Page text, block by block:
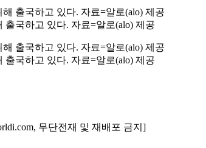
국하고 있다. 자료=알로(alo) 제공
국하고 있다. 자료=알로(alo) 제공
무단전재 및 재배포 금지]